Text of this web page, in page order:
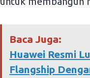
Baca Juga:
Huawei Resmi
Flangship